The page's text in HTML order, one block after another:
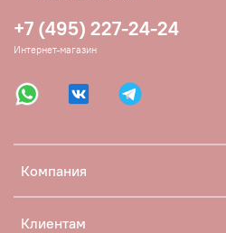
Компания
Клиентам
+7 (495) 227-24-24
Интернет-магазин